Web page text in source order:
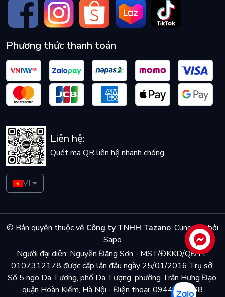
Phương thức thanh toán
Liên hệ:
Quét mã QR liên hệ nhanh chóng
VI
© Bản quyền thuộc về Công ty TNHH Tazano. Cung cấp bởi
Sapo
Người đại diện: Nguyễn Đăng Sơn - MST/ĐKKD/QĐTL:
0107312178 được cấp lần đầu ngày 25/01/2016 Trụ sở:
Số 5 ngõ Dã Tương, phố Dã Tượng, phường Trần Hưng Đạo,
quận Hoàn Kiếm, Hà Nội - Điện thoại: 0944048868
Liên hệ